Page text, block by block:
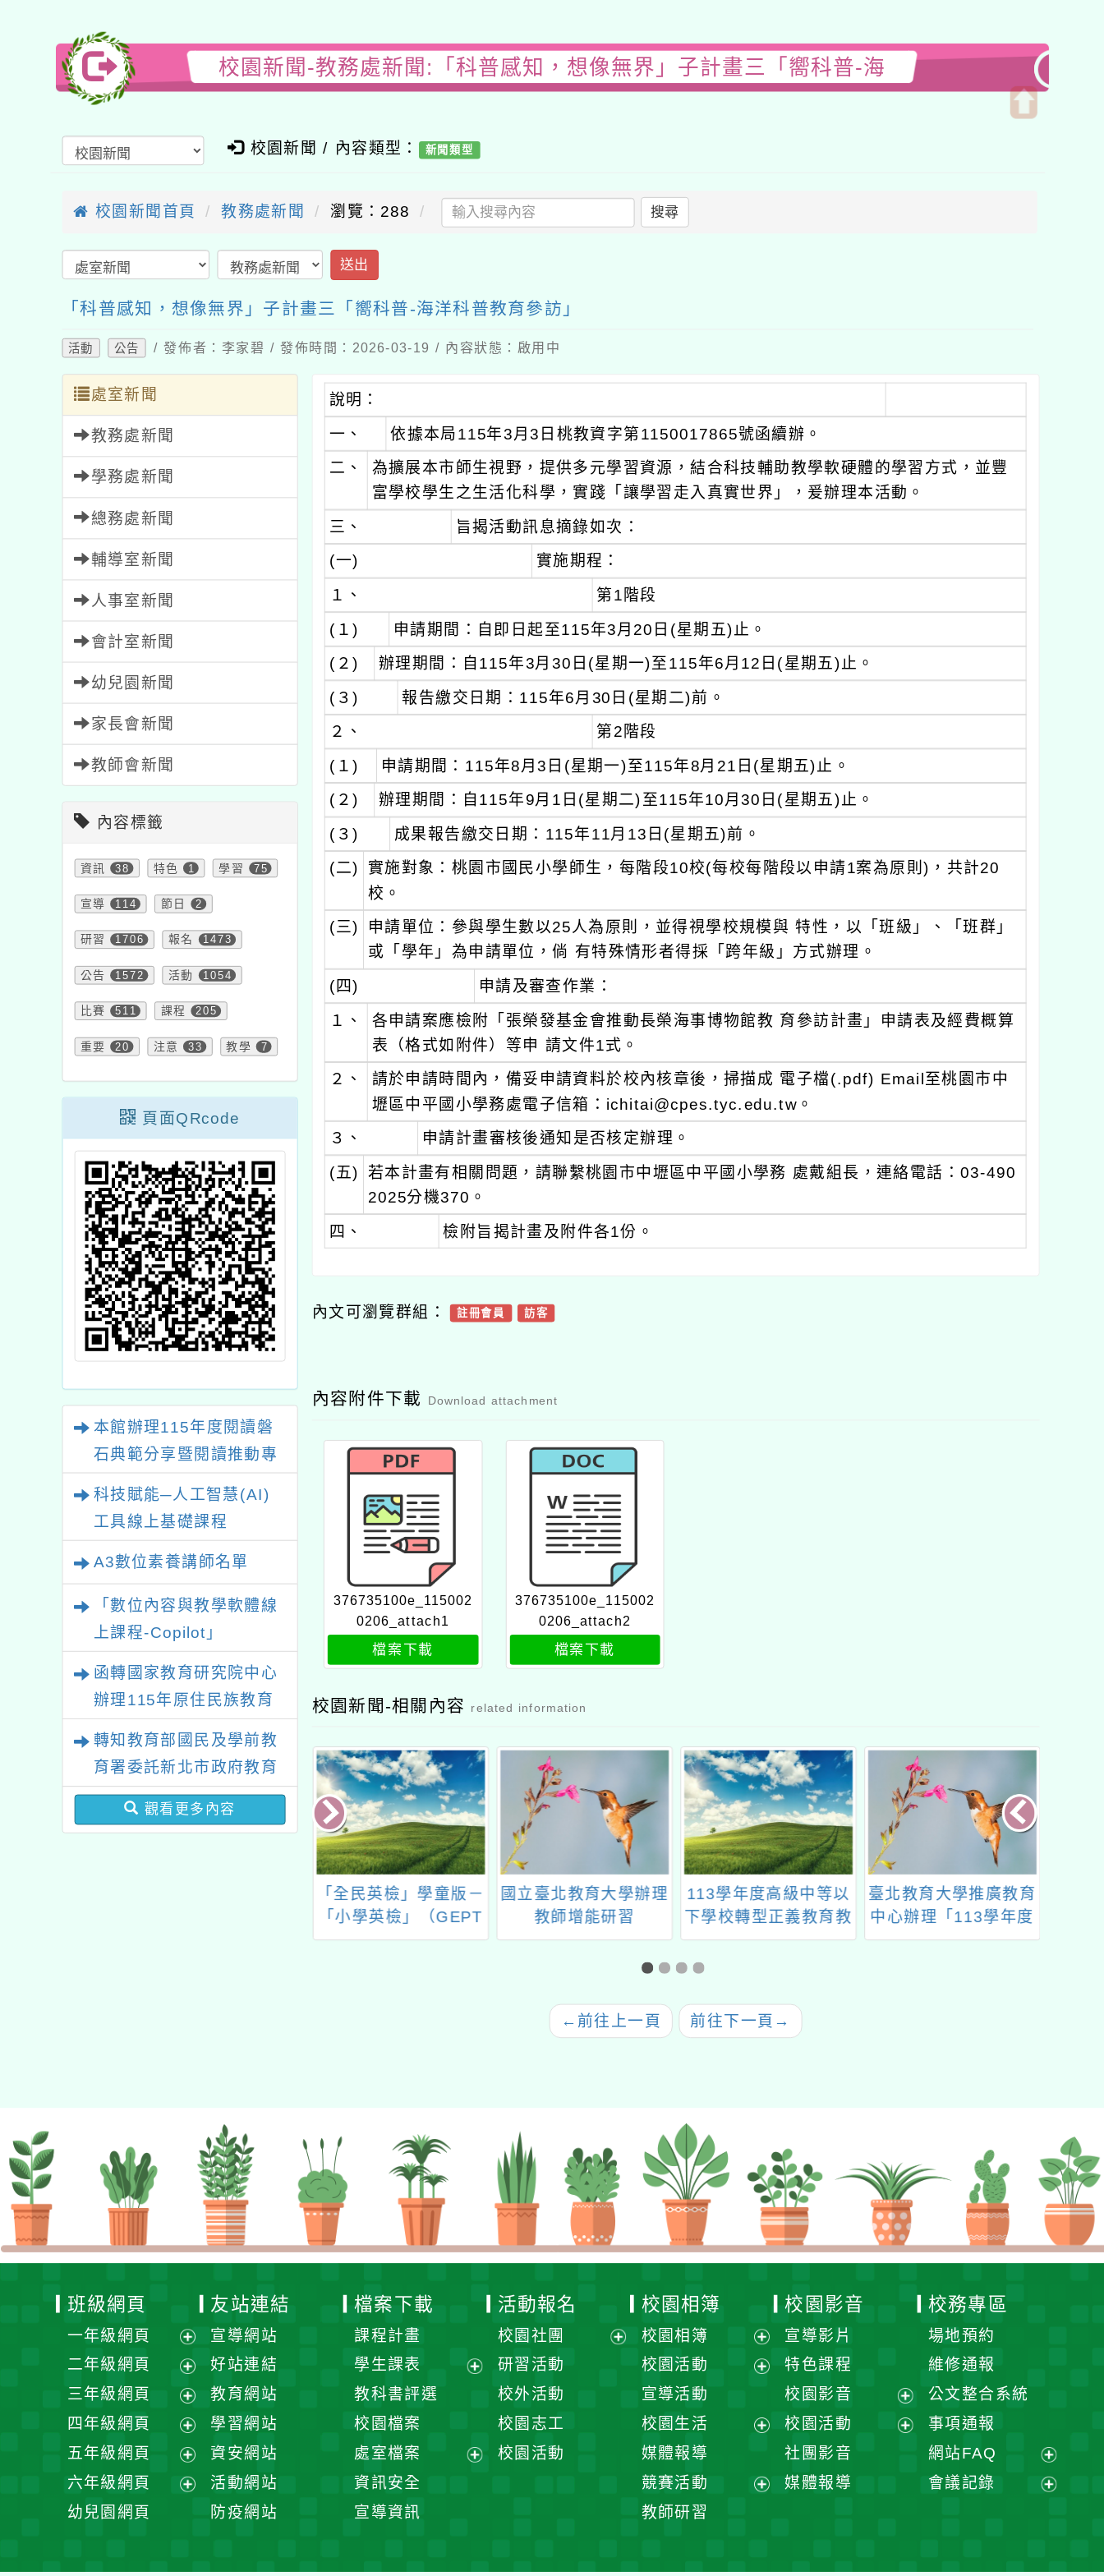
校園新聞-教務處新聞:「科普感知，想像無界」子計畫三「嚮科普-海
校園新聞 / 內容類型： 新聞類型
校園新聞首頁 教務處新聞 瀏覽：288 搜尋
送出
「科普感知，想像無界」子計畫三「嚮科普-海洋科普教育參訪」
活動 公告 / 發佈者：李家碧 / 發佈時間：2026-03-19 / 內容狀態：啟用中
處室新聞
教務處新聞
學務處新聞
總務處新聞
輔導室新聞
人事室新聞
會計室新聞
幼兒園新聞
家長會新聞
教師會新聞
內容標籤
資訊 38 特色 1 學習 75
宣導 114 節日 2
研習 1706 報名 1473
公告 1572 活動 1054
比賽 511 課程 205
重要 20 注意 33 教學 7
頁面QRcode
本館辦理115年度閱讀磐
石典範分享暨閱讀推動專
科技賦能─人工智慧(AI)
工具線上基礎課程
A3數位素養講師名單
「數位內容與教學軟體線
上課程-Copilot」
函轉國家教育研究院中心
辦理115年原住民族教育
育國際趨勢與發展」
轉知教育部國民及學前教
育署委託新北市政府教育
局辦理「115年度教師專
業成長研習實施計畫－夢
觀看更多內容
說明：
一、
依據本局115年3月3日桃教資字第1150017865號函續辦。
二、
為擴展本市師生視野，提供多元學習資源，結合科技輔助教學軟硬體的學習方式，並豐
富學校學生之生活化科學，實踐「讓學習走入真實世界」，爰辦理本活動。
三、
旨揭活動訊息摘錄如次：
(一)
實施期程：
１、
第1階段
(１)
申請期間：自即日起至115年3月20日(星期五)止。
(２)
辦理期間：自115年3月30日(星期一)至115年6月12日(星期五)止。
(３)
報告繳交日期：115年6月30日(星期二)前。
２、
第2階段
(１) 申請期間：115年8月3日(星期一)至115年8月21日(星期五)止。
(２) 辦理期間：自115年9月1日(星期二)至115年10月30日(星期五)止。
(３)
成果報告繳交日期：115年11月13日(星期五)前。
(二)
實施對象：桃園市國民小學師生，每階段10校(每校每階段以申請1案為原則)，共計20
校。
(三)
申請單位：參與學生數以25人為原則，並得視學校規模與 特性，以「班級」、「班群」
或「學年」為申請單位，倘 有特殊情形者得採「跨年級」方式辦理。
(四)
申請及審查作業：
１、
各申請案應檢附「張榮發基金會推動長榮海事博物館教 育參訪計畫」申請表及經費概算
表（格式如附件）等申 請文件1式。
２、 請於申請時間內，備妥申請資料於校內核章後，掃描成 電子檔(.pdf) Email至桃園市中
壢區中平國小學務處電子信箱：ichitai@cpes.tyc.edu.tw。
３、 申請計畫審核後通知是否核定辦理。
(五) 若本計畫有相關問題，請聯繫桃園市中壢區中平國小學務 處戴組長，連絡電話：03-490
2025分機370。
四、 檢附旨揭計畫及附件各1份。
內文可瀏覽群組： 註冊會員 訪客
內容附件下載 Download attachment
376735100e_115002
0206_attach1
檔案下載
376735100e_115002
0206_attach2
檔案下載
校園新聞-相關內容 related information
「全民英檢」學童版－
「小學英檢」（GEPT
Kids）
國立臺北教育大學辦理
教師增能研習
「B2.PBL 教學應用工
113學年度高級中等以
下學校轉型正義教育教
案徵選計畫
臺北教育大學推廣教育
中心辦理「113學年度
國民小學及加註語文領
← 前往上一頁 前往下一頁 →
班級網頁
一年級網頁
展
選
單
二年級網頁
展
選
單
三年級網頁
展
選
單
四年級網頁
展
開
選
五年級網頁
展
開
六年級網頁
幼兒園網頁
友站連結
宣導網站
好站連結
教育網站
學習網站
資安網站
活動網站
防疫網站
檔案下載
課程計畫
學生課表
單
教科書評選
校園檔案
處室檔案
資訊安全
宣導資訊
活動報名
校園社團
研習活動
校外活動
校園志工
校園活動
校園相簿
校園相簿
展
單
校園活動
選
宣導活動
校園生活
選
媒體報導
競賽活動
教師研習
校園影音
宣導影片
特色課程
校園影音
展
校園活動
社團影音
媒體報導
校務專區
場地預約
維修通報
公文整合系統
事項通報
網站FAQ
展
開
會議記錄